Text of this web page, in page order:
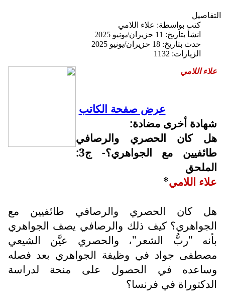
التفاصيل
كتب بواسطة: علاء اللامي
انشأ بتاريخ: 11 حزيران/يونيو 2025
حدث بتاريخ: 18 حزيران/يونيو 2025
الزيارات: 1132
علاء اللامي
عرض صفحة الكاتب
شهادة أخرى مضادة:
هل كان الحصري والرصافي
طائفيين مع الجواهري؟- ج3:
الملحق
علاء اللامي*
هل كان الحصري والرصافي طائفيين مع
الجواهري؟ كيف ذلك والرصافي يصف الجواهري
بأنه "ربُّ الشعر"، والحصري عيَّن الشيعي
مصطفى جواد في وظيفة الجواهري بعد فصله
وساعده في الحصول على منحة لدراسة
الدكتوراة في فرنسا؟